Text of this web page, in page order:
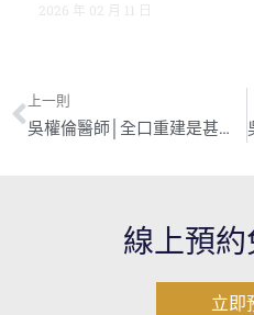
2026 年 02 月 11 日
上一則
吳權倫醫師│全口重建是甚麼？
線上預
立即